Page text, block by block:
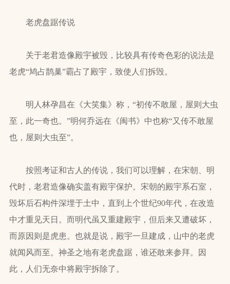
老虎盘踞传说
关于老君造像殿宇被毁，比较具有传奇色彩的说法是
老虎“鸠占鹊巢”霸占了殿宇，致使人们拆毁。
明人林孕昌在《大笑集》称，“初传不敢屋，屋则大虫
至，此一奇也。”明何乔远在《闽书》中也称“又传不敢屋
也，屋则大虫至”。
按照考证和古人的传说，我们可以理解，在宋朝、明
代时，老君造像确实盖有殿宇保护。宋朝的殿宇系石室，
毁坏后石构件深埋于土中，直到上个世纪90年代，在改造
中才重见天日。而明代虽又重建殿宇，但后来又遭破坏，
而原因则是虎患。也就是说，殿宇一旦建成，山中的老虎
就闻风而至。神圣之地有老虎盘踞，谁还敢来参拜。因
此，人们无奈中将殿宇拆除了。